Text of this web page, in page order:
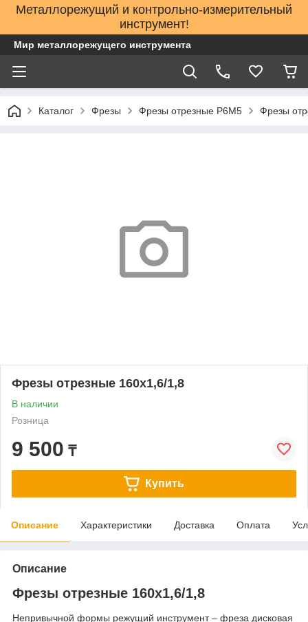
Металлорежущий и контрольно-измерительный
инструмент!
Мир металлорежущего инструмента
Каталог Фрезы Фрезы отрезные Р6М5 Фрезы
Фрезы отрезные 160х1,6/1,8
В наличии
Розница
9 500 ₸
Купить
Описание Характеристики Доставка Оплата
Описание
Фрезы отрезные 160х1,6/1,8
Непривычной формы режущий инструмент – фреза дисковая